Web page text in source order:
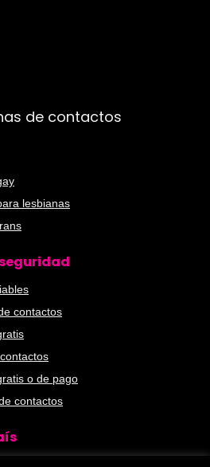
de contactos
lesbianas
contactos
o de pago
contactos